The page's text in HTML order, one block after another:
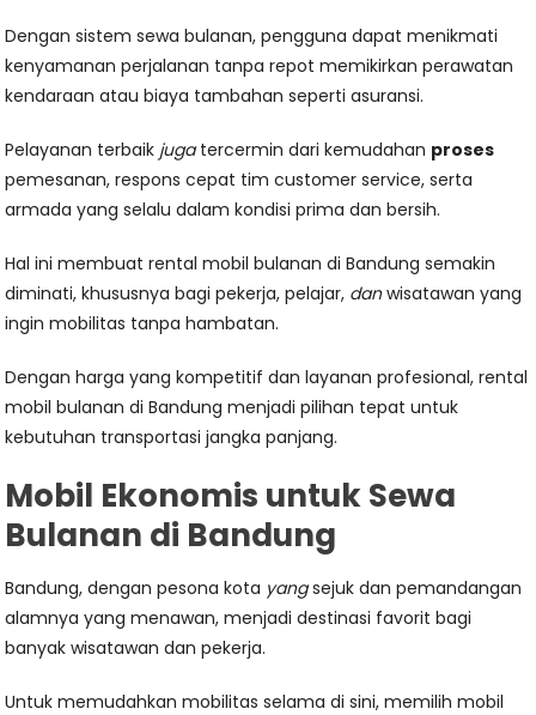
Dengan sistem sewa bulanan, pengguna dapat menikmati
kenyamanan perjalanan tanpa repot memikirkan perawatan
kendaraan atau biaya tambahan seperti asuransi.
Pelayanan terbaik jugatercermin dari kemudahan proses
pemesanan, respons cepat tim customer service, serta
armada yang selalu dalam kondisi prima dan bersih.
Hal ini membuat rental mobil bulanan di Bandung semakin
diminati, khususnya bagi pekerja, pelajar, danwisatawan yang
ingin mobilitas tanpa hambatan.
Dengan harga yang kompetitif dan layanan profesional, rental
mobil bulanan di Bandung menjadi pilihan tepat untuk
kebutuhan transportasi jangka panjang.
Mobil Ekonomis untuk Sewa
Bulanan di Bandung
Bandung, dengan pesona kota yangsejuk dan pemandangan
alamnya yang menawan, menjadi destinasi favorit bagi
banyak wisatawan dan pekerja.
Untuk memudahkan mobilitas selama di sini, memilih mobil